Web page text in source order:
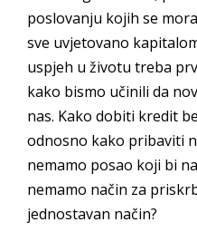
poslovanju kojih se
sve uvjetovano
uspjeh u životu treba
kako bismo učinili da
nas. Kako dobiti kredit
odnosno kako pribaviti
nemamo posao koji bi
nemamo način za
jednostavan način?